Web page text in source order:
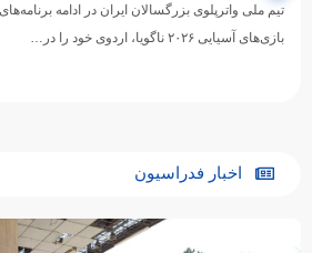
تیم ملی واترپلوی بزرگسالان ایران در ادامه
بازی‌های آسیایی ۲۰۲۶ ناگویا، اردوی خود را در…
اخبار فدراسیون